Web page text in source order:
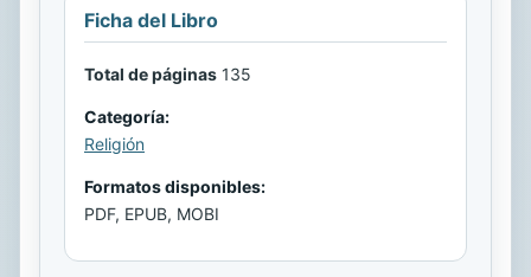
Ficha del Libro
Total de páginas 135
Categoría:
Religión
Formatos disponibles:
PDF, EPUB, MOBI